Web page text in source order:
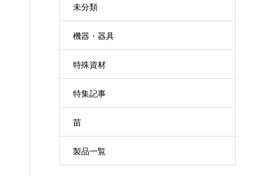
未分類
機器・器具
特殊資材
特集記事
苗
製品一覧